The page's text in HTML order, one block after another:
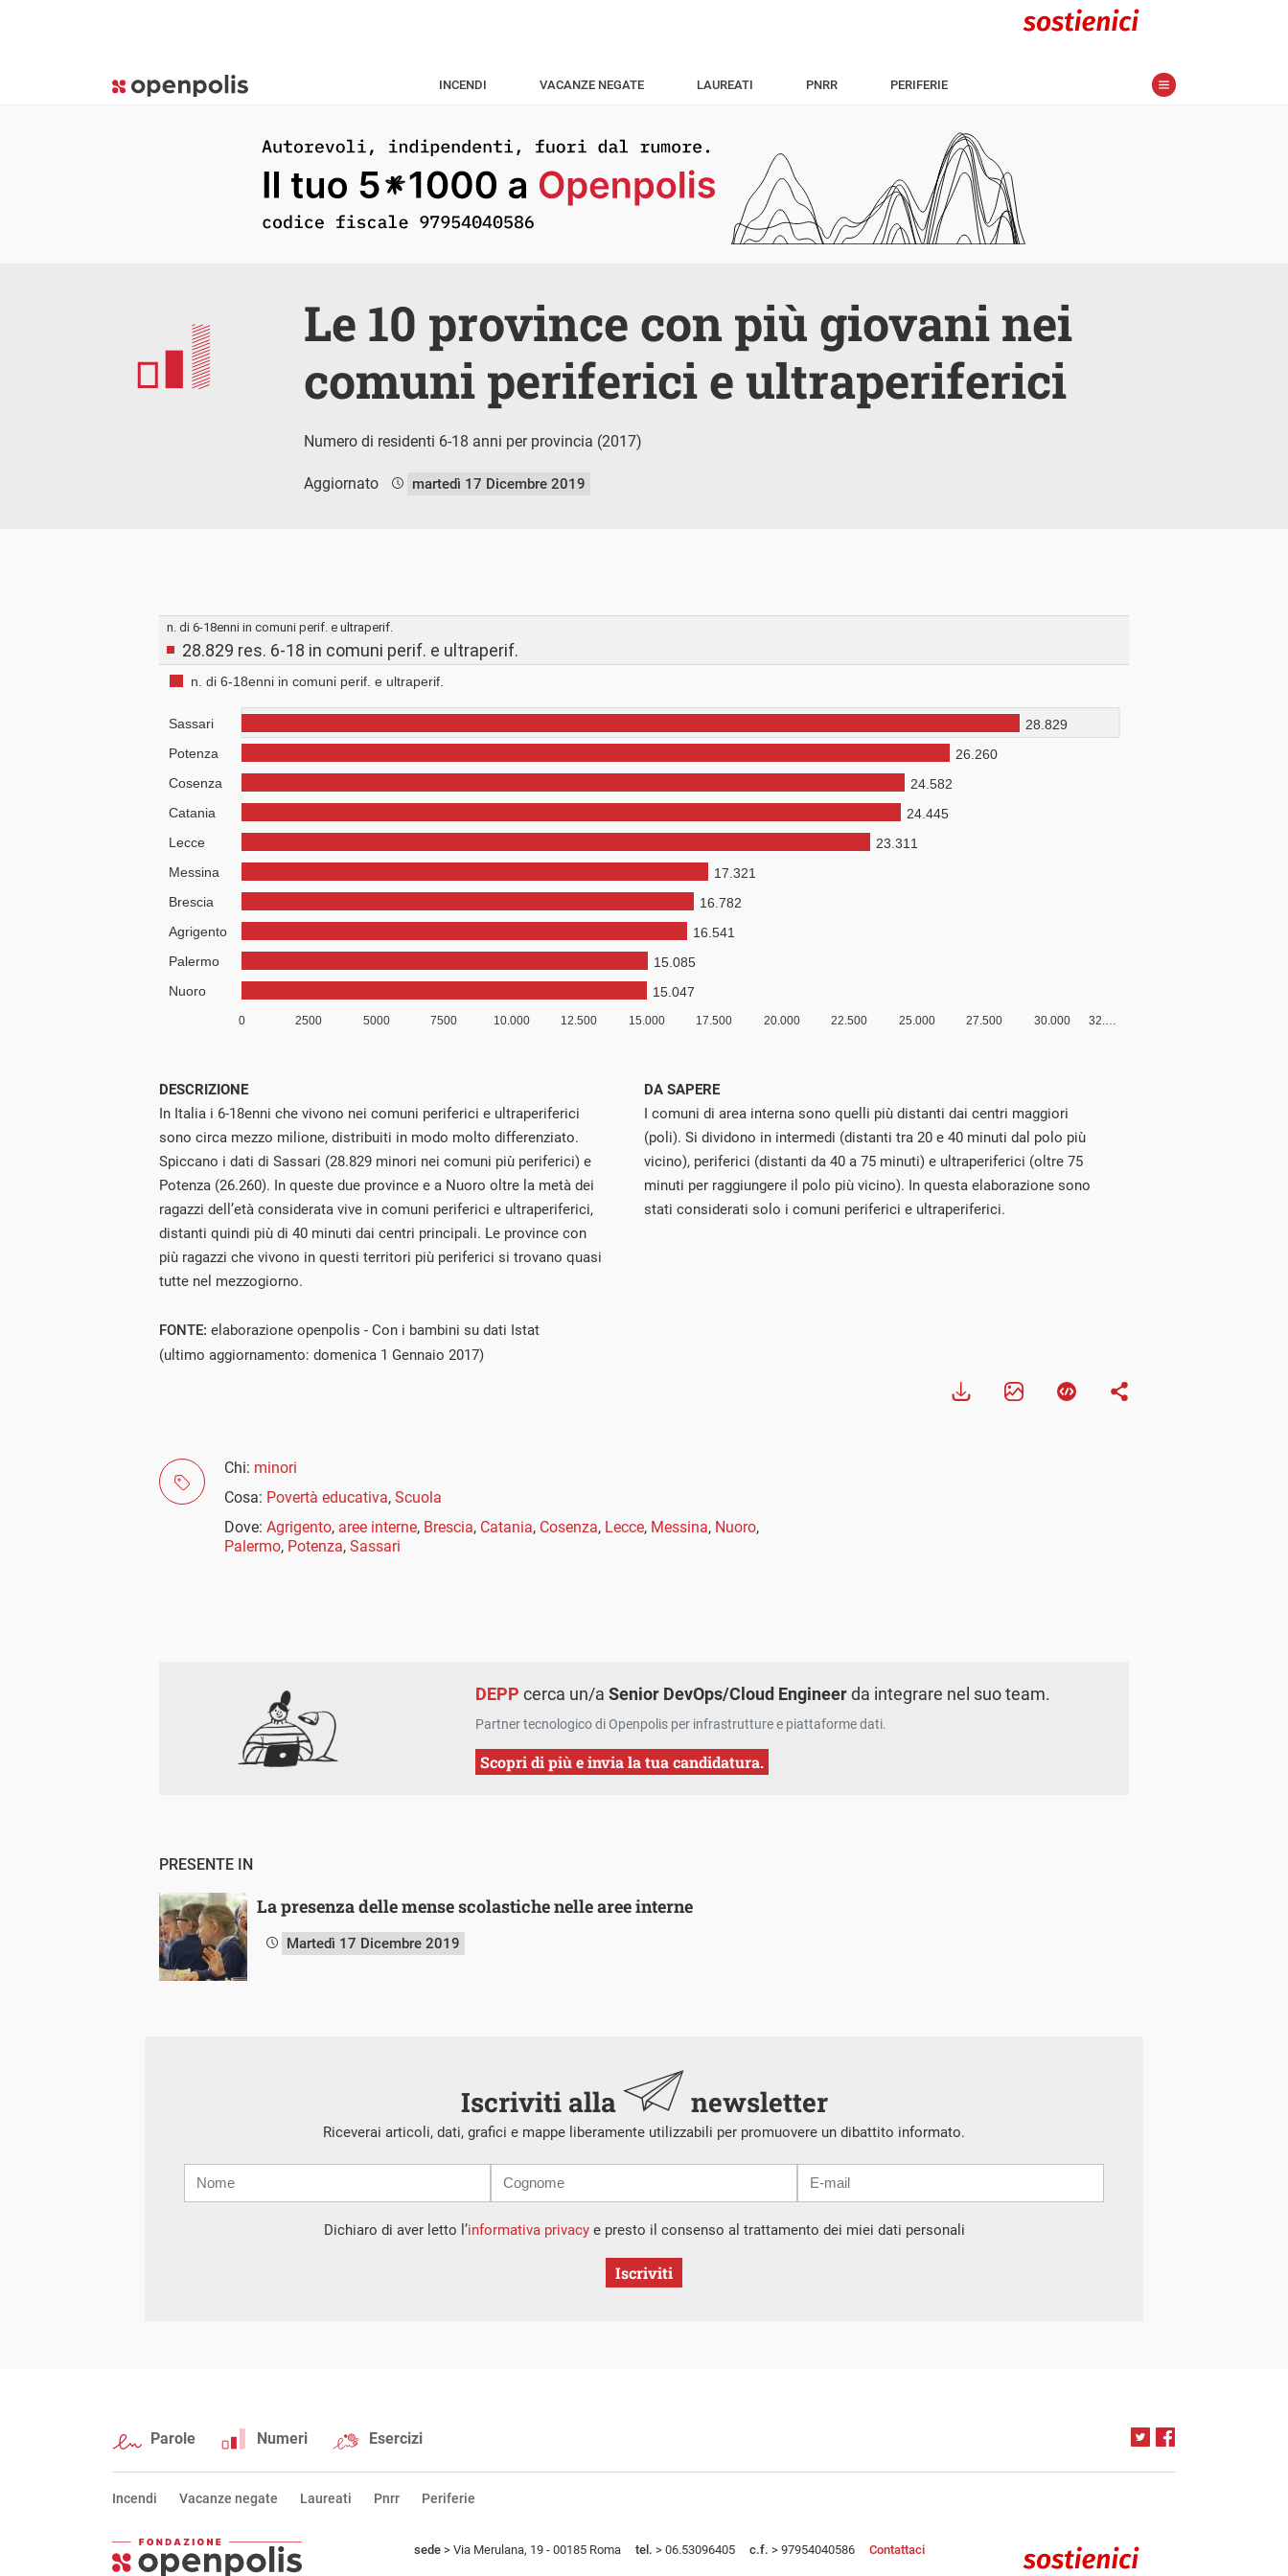
INCENDI VACANZE NEGATE LAUREATI PNRR PERIFERIE
Le 10 province con più giovani nei
comuni periferici e ultraperiferici
Numero di residenti 6-18 anni per provincia (2017)
Aggiornato martedì 17 Dicembre 2019
DESCRIZIONE
In Italia i 6-18enni che vivono nei comuni periferici e ultraperiferici
sono circa mezzo milione, distribuiti in modo molto differenziato.
Spiccano i dati di Sassari (28.829 minori nei comuni più periferici) e
Potenza (26.260). In queste due province e a Nuoro oltre la metà dei
ragazzi dell’età considerata vive in comuni periferici e ultraperiferici,
distanti quindi più di 40 minuti dai centri principali. Le province con
più ragazzi che vivono in questi territori più periferici si trovano quasi
tutte nel mezzogiorno.
DA SAPERE
I comuni di area interna sono quelli più distanti dai centri maggiori
(poli). Si dividono in intermedi (distanti tra 20 e 40 minuti dal polo più
vicino), periferici (distanti da 40 a 75 minuti) e ultraperiferici (oltre 75
minuti per raggiungere il polo più vicino). In questa elaborazione sono
stati considerati solo i comuni periferici e ultraperiferici.
FONTE: elaborazione openpolis - Con i bambini su dati Istat
(ultimo aggiornamento: domenica 1 Gennaio 2017)
Chi: minori
Cosa: Povertà educativa, Scuola
Dove: Agrigento, aree interne, Brescia, Catania, Cosenza, Lecce, Messina, Nuoro,
Palermo, Potenza, Sassari
DEPP cerca un/aSenior DevOps/Cloud Engineerda integrare nel suo team.
Partner tecnologico di Openpolis per infrastrutture e piattaforme dati.
Scopri di più e invia la tua candidatura.
PRESENTE IN
La presenza delle mense scolastiche nelle aree interne
Martedì 17 Dicembre 2019
Iscriviti alla newsletter
Riceverai articoli, dati, grafici e mappe liberamente utilizzabili per promuovere un dibattito informato.
mail
Dichiaro di aver letto l’informativa privacye presto il consenso al trattamento dei miei dati personali
Iscriviti
Parole Numeri Esercizi
Incendi Vacanze negate Laureati Pnrr Periferie
sede > Via Merulana, 19 - 00185 Roma tel. > 06.53096405 c.f. > 97954040586 Contattaci